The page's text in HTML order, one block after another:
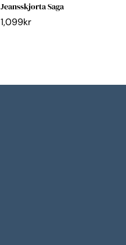
Jeansskjorta Saga
1,099kr